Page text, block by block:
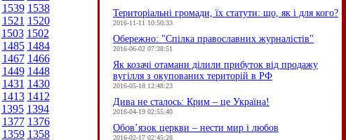
1539 1538
1521 1520
1503 1502
1485 1484
1467 1466
1449 1448
1431 1430
1413 1412
1395 1394
1377 1376
1359 1358
Територіальні громади, їх статути: що, як і для кого?
2016-11-11 10:50:33
Обережно: "Спілка православних журналістів"
2016-06-02 07:38:51
Як козачі отамани ділили прибуток від продажу
вугілля з окупованих територій в РФ
2016-05-18 12:48:23
Дива не сталось: Крим – це Україна!
2016-04-19 02:55:40
Обов’язок церкви – нести мир і любов
2016-02-17 02:45:28